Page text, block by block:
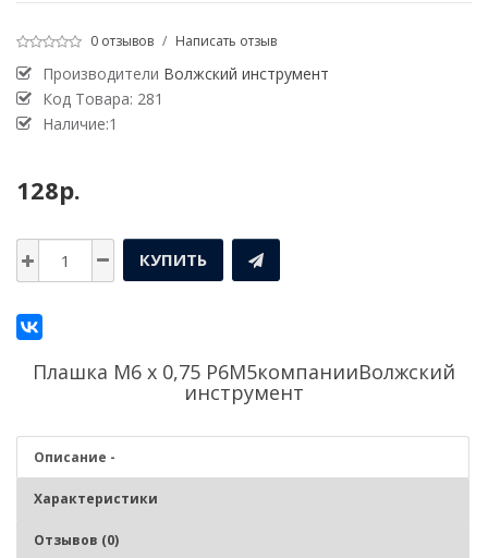
0 отзывов / Написать отзыв
Производители Волжский инструмент
Код Товара: 281
Наличие:1
128р.
КУПИТЬ
Плашка М6 х 0,75 Р6М5компанииВолжский
инструмент
Описание -
Характеристики
Отзывов (0)